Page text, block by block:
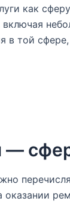
как
в той
—
оказании